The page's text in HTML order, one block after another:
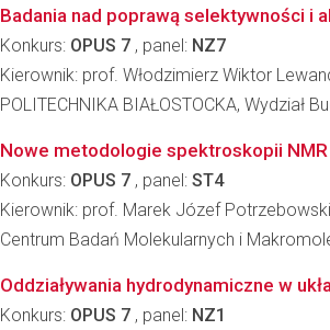
Badania nad poprawą selektywności i
Konkurs: OPUS 7 , panel: NZ7
Kierownik: prof. Włodzimierz Wiktor
POLITECHNIKA BIAŁOSTOCKA, Wydział
Nowe metodologie spektroskopii NMR
Konkurs: OPUS 7 , panel: ST4
Kierownik: prof. Marek Józef Potrzebowski
Centrum Badań Molekularnych i
Oddziaływania hydrodynamiczne w
Konkurs: OPUS 7 , panel: NZ1